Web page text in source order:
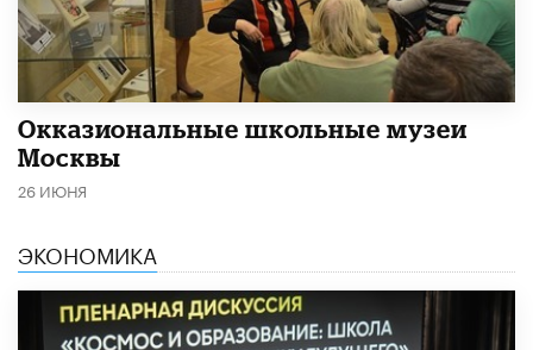
​Окказиональные школьные музеи
Москвы
26 ИЮНЯ
ЭКОНОМИКА